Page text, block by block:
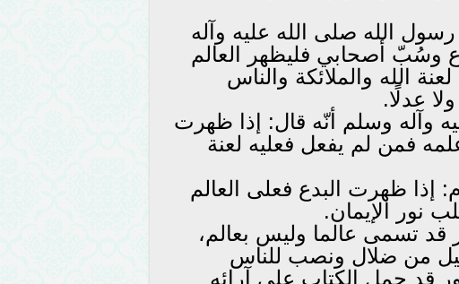
الله صلى الله عليه وآله
وسُبّ أصحابي فليظهر العالم
الله والملائكة والناس
عدلًا.
وآله وسلم أنّه قال: إذا ظهرت
فمن لم يفعل فعليه لعنة
إذا ظهرت البدع فعلى العالم
نور الإيمان.
قد تسمى عالما وليس بعالم،
من ضلال ونصب للناس
قد حمل الكتاب على آرائه